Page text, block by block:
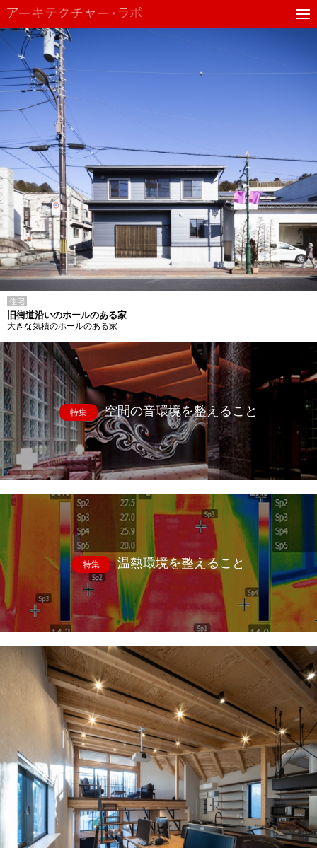
住宅
旧街道沿いのホールのある家
大きな気積のホールのある家
特集 空間の音環境を整えること
特集 温熱環境を整えること